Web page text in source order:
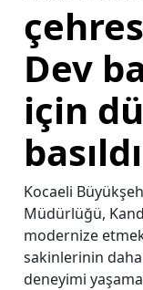
Dev
için
basıldı
Kocaeli
Müdürlüğü,
modernize
sakinlerinin
deneyimi